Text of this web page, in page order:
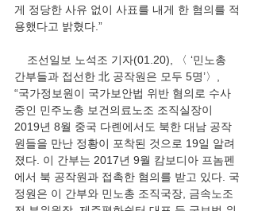
게 정당한 사유 없이 사표를 내게 한 혐의를 적
용했다고 밝혔다.”
간부들과 접선한 北 공작원은 모두 5명’〉,
“국가정보원이 국가보안법 위반 혐의로 수사
중인 민주노총 보건의료노조 조직실장이
2019년 8월 중국 다롄에서도 북한 대남 공작
원들을 만난 정황이 포착된 것으로 19일 알려
졌다. 이 간부는 2017년 9월 캄보디아 프놈펜
에서 북 공작원과 접촉한 혐의를 받고 있다. 국
정원은 이 간부와 민노총 조직국장, 금속노조